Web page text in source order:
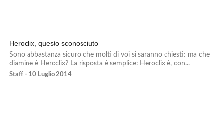
Heroclix, questo sconosciuto
Sono abbastanza sicuro che molti di voi si saranno chiesti: ma che
diamine è Heroclix? La risposta è semplice: Heroclix è, con...
Staff - 10 Luglio 2014